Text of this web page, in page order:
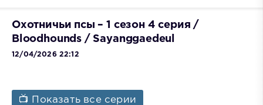
Охотничьи псы – 1 сезон 4 серия /
Bloodhounds / Sayanggaedeul
12/04/2026 22:12
📺 Показать все серии